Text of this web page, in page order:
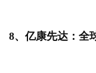
8、亿康先达：全